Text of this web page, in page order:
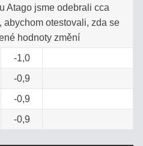
Atago jsme odebrali cca
abychom otestovali, zda se
hodnoty změní
-1,0
-0,9
-0,9
-0,9